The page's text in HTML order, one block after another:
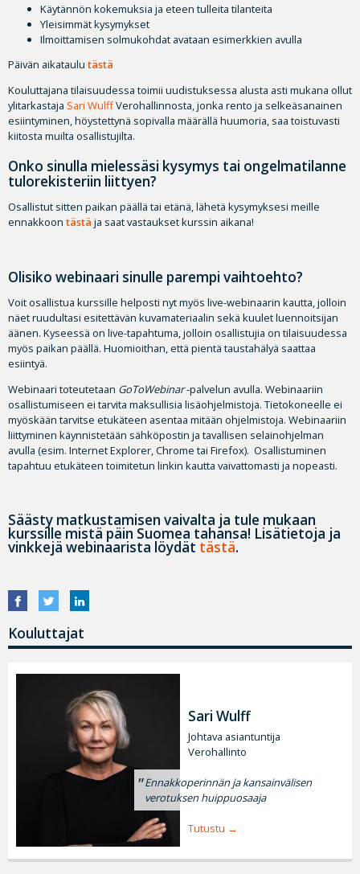
Käytännön kokemuksia ja eteen tulleita tilanteita
Yleisimmät kysymykset
Ilmoittamisen solmukohdat avataan esimerkkien avulla
Päivän aikataulu tästä
Kouluttajana tilaisuudessa toimii uudistuksessa alusta asti mukana ollut
ylitarkastaja Sari WulffVerohallinnosta, jonka rento ja selkeäsanainen
esiintyminen, höystettynä sopivalla määrällä huumoria, saa toistuvasti
kiitosta muilta osallistujilta.
Onko sinulla mielessäsi kysymys tai ongelmatilanne
tulorekisteriin liittyen?
Osallistut sitten paikan päällä tai etänä, lähetä kysymyksesi meille
ennakkoon tästä ja saat vastaukset kurssin aikana!
Olisiko webinaari sinulle parempi vaihtoehto?
Voit osallistua kurssille helposti nyt myös live-webinaarin kautta, jolloin
näet ruudultasi esitettävän kuvamateriaalin sekä kuulet luennoitsijan
äänen. Kyseessä on live-tapahtuma, jolloin osallistujia on tilaisuudessa
myös paikan päällä. Huomioithan, että pientä taustahälyä saattaa
esiintyä.
Webinaari toteutetaan GoToWebinar-palvelun avulla. Webinaariin
osallistumiseen ei tarvita maksullisia lisäohjelmistoja. Tietokoneelle ei
myöskään tarvitse etukäteen asentaa mitään ohjelmistoja. Webinaariin
liittyminen käynnistetään sähköpostin ja tavallisen selainohjelman
avulla (esim. Internet Explorer, Chrome tai Firefox). Osallistuminen
tapahtuu etukäteen toimitetun linkin kautta vaivattomasti ja nopeasti.
Säästy matkustamisen vaivalta ja tule mukaan
kurssille mistä päin Suomea tahansa! Lisätietoja ja
vinkkejä webinaarista löydät tästä.
Kouluttajat
Sari Wulff
Johtava asiantuntija
Verohallinto
Ennakkoperinnän ja kansainvälisen
verotuksen huippuosaaja
Tutustu